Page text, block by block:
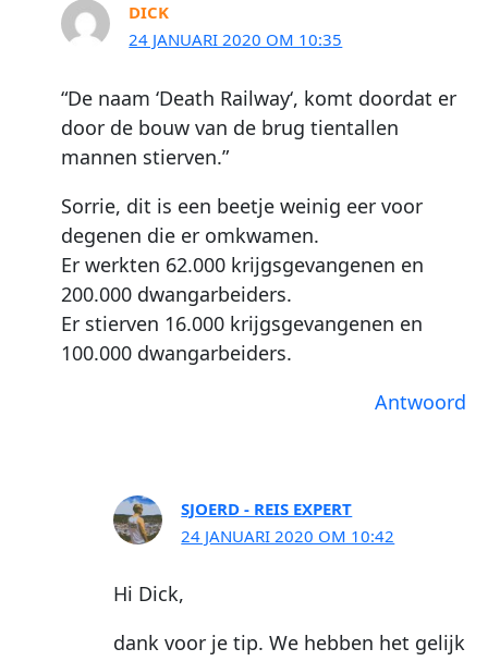
DICK
24 JANUARI 2020 OM 10:35
“De naam ‘Death Railway‘, komt doordat er
door de bouw van de brug tientallen
mannen stierven.”
Sorrie, dit is een beetje weinig eer voor
degenen die er omkwamen.
Er werkten 62.000 krijgsgevangenen en
200.000 dwangarbeiders.
Er stierven 16.000 krijgsgevangenen en
100.000 dwangarbeiders.
Antwoord
SJOERD - REIS EXPERT
24 JANUARI 2020 OM 10:42
Hi Dick,
dank voor je tip. We hebben het gelijk